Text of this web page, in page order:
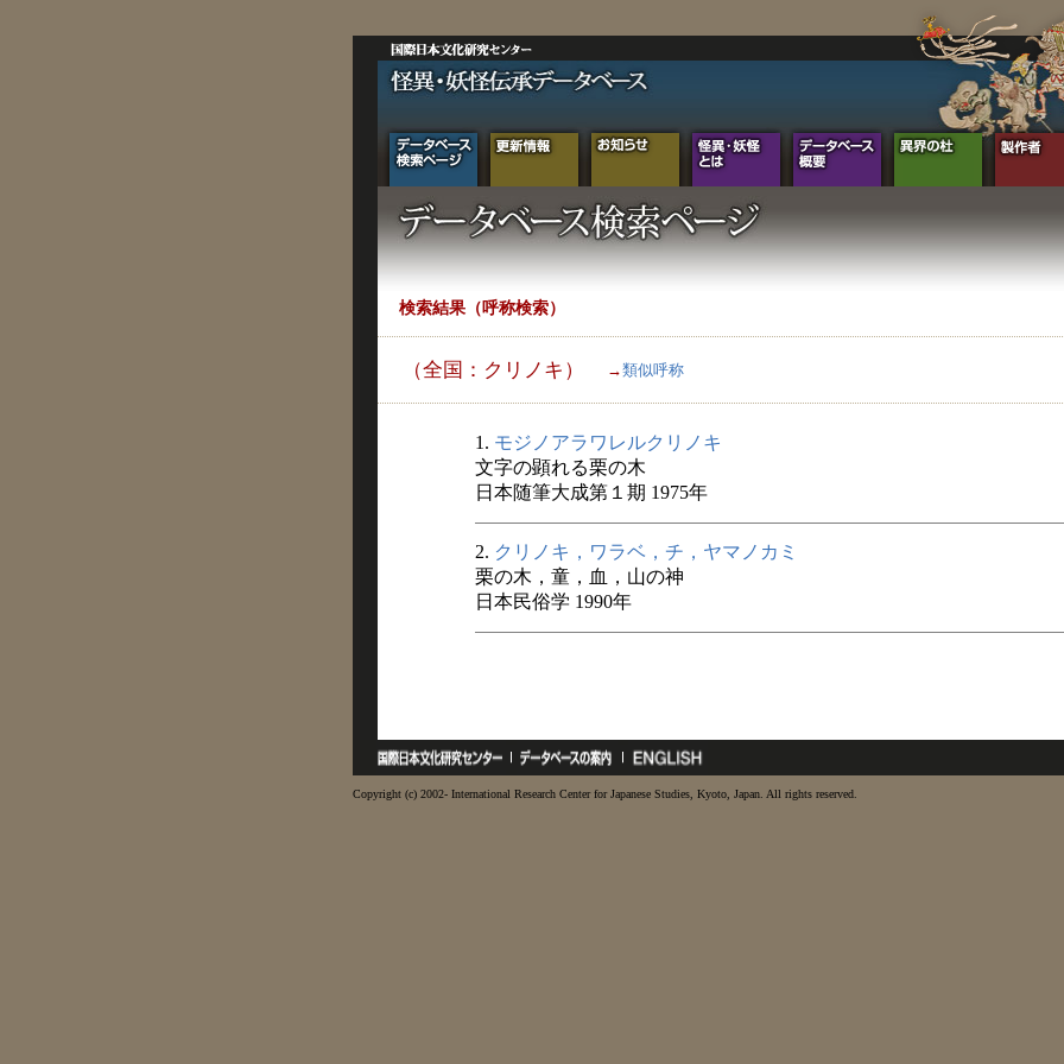
検索結果（呼称検索）
（全国：クリノキ） →類似呼称
1. モジノアラワレルクリノキ
文字の顕れる栗の木
日本随筆大成第１期 1975年
2. クリノキ，ワラベ，チ，ヤマノカミ
栗の木，童，血，山の神
日本民俗学 1990年
Copyright (c) 2002- International Research Center for Japanese Studies, Kyoto, Japan. All rights reserved.